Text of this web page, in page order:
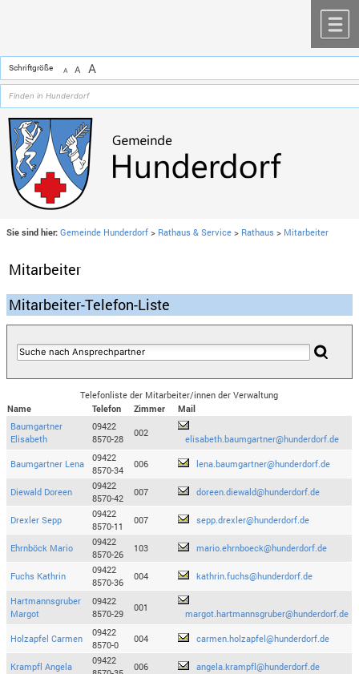
Schriftgröße A A A
Sie sind hier: Gemeinde Hunderdorf > Rathaus & Service > Rathaus > Mitarbeiter
Mitarbeiter
Mitarbeiter-Telefon-Liste
Telefonliste der Mitarbeiter/innen der Verwaltung
Name
Telefon Zimmer
Mail
Baumgartner
Elisabeth
09422
8570-28
002
elisabeth.baumgartner@hunderdorf.de
Baumgartner Lena
09422
8570-34
006 lena.baumgartner@hunderdorf.de
Diewald Doreen
09422
8570-42
007 doreen.diewald@hunderdorf.de
Drexler Sepp
09422
8570-11
007 sepp.drexler@hunderdorf.de
Ehrnböck Mario
09422
8570-26
103 mario.ehrnboeck@hunderdorf.de
Fuchs Kathrin
09422
8570-36
004 kathrin.fuchs@hunderdorf.de
Hartmannsgruber
Margot
09422
8570-29
001
margot.hartmannsgruber@hunderdorf.de
Holzapfel Carmen
09422
8570-0
004 carmen.holzapfel@hunderdorf.de
Krampfl Angela
09422
006 angela.krampfl@hunderdorf.de